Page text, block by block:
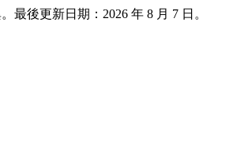
最後更新日期： 2026 年 8 月 7 日 。